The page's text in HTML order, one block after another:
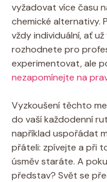
vyžadovat více času
chemické alternativy.
vždy individuální, ať
rozhodnete pro
experimentovat, ale
nezapomínejte na
Vyzkoušení těchto
do vaší každodenní
například uspořádat
přáteli: zpívejte a při
úsměv staráte. A
představ? Svět se